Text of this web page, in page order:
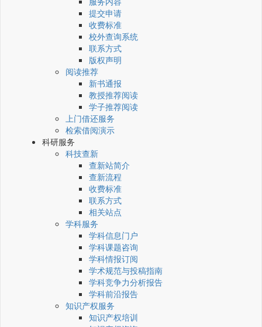
提交申请
收费标准
校外查询系统
联系方式
版权声明
阅读推荐
新书通报
教授推荐阅读
学子推荐阅读
上门借还服务
检索借阅演示
科研服务
科技查新
查新站简介
查新流程
收费标准
联系方式
相关站点
学科服务
学科信息门户
学科课题咨询
学科情报订阅
学术规范与投稿指南
学科竞争力分析报告
学科前沿报告
知识产权服务
知识产权培训